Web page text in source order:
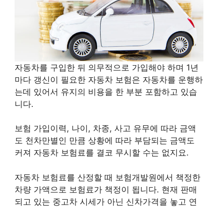
자동차를 구입한 뒤 의무적으로 가입해야 하며 1년
마다 갱신이 필요한 자동차 보험은 자동차를 운행하
는데 있어서 유지의 비용을 한 부분 포함하고 있습
니다.
보험 가입이력, 나이, 차종, 사고 유무에 따라 금액
도 천차만별인 만큼 상황에 따라 부담되는 금액도
커져 자동차 보험료를 결코 무시할 수는 없지요.
자동차 보험료를 산정할 때 보험개발원에서 책정한
차량 가액으로 보험료가 책정이 됩니다. 현재 판매
되고 있는 중고차 시세가 아닌 신차가격을 놓고 연